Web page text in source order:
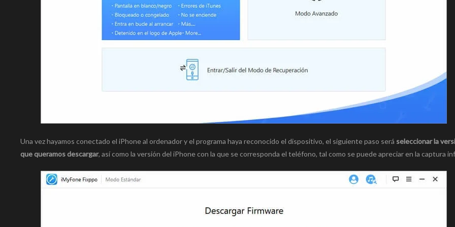
Una vez hayamos conectado el iPhone al ordenador y el programa haya reconocido el dispositivo, el siguiente paso será seleccionar la
que queramos descargar, así como la versión del iPhone con la que se corresponda el teléfono, tal como se puede apreciar en la captura